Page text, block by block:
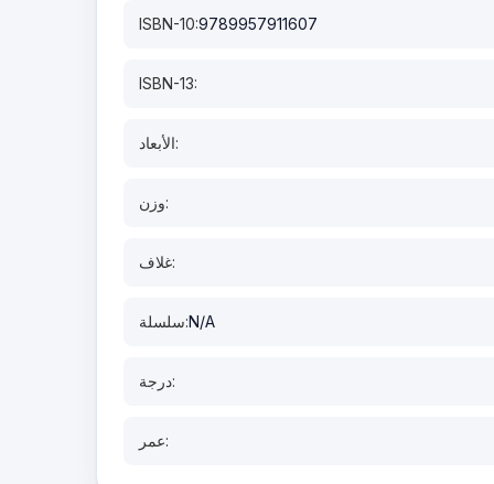
ISBN-10:9789957911607
ISBN-13:
الأبعاد:
وزن:
غلاف:
سلسلة:N/A
درجة:
عمر: